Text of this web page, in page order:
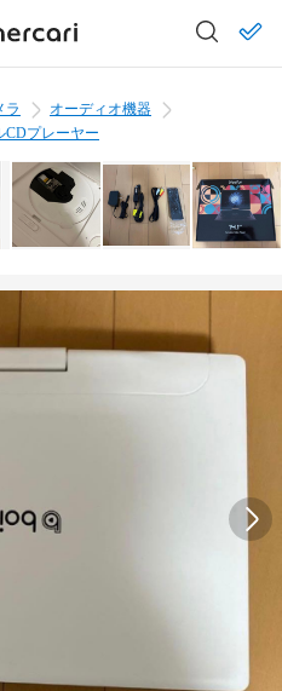
ラ
オーディオ機器
CDプレーヤー